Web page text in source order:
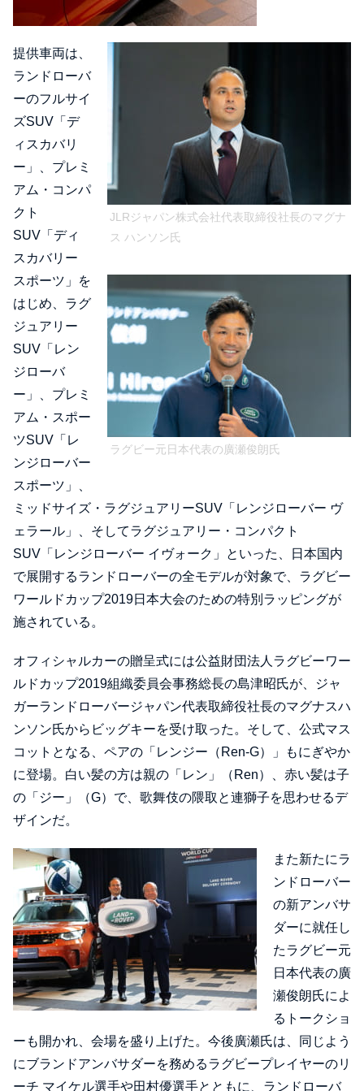
JLRジャパン株式会社代表取締役社長のマグナ
ス ハンソン氏
ラグビー元日本代表の廣瀬俊朗氏
提供車両は、
ランドローバ
ーのフルサイ
ズSUV「デ
ィスカバリ
ー」、プレミ
アム・コンパ
クト
SUV「ディ
スカバリー
スポーツ」を
はじめ、ラグ
ジュアリー
SUV「レン
ジローバ
ー」、プレミ
アム・スポー
ツSUV「レ
ンジローバー
スポーツ」、
ミッドサイズ・ラグジュアリーSUV「レンジローバー ヴ
ェラール」、そしてラグジュアリー・コンパクト
SUV「レンジローバー イヴォーク」といった、日本国内
で展開するランドローバーの全モデルが対象で、ラグビー
ワールドカップ2019日本大会のための特別ラッピングが
施されている。
オフィシャルカーの贈呈式には公益財団法人ラグビーワー
ルドカップ2019組織委員会事務総長の島津昭氏が、ジャ
ガーランドローバージャパン代表取締役社長のマグナスハ
ンソン氏からビッグキーを受け取った。そして、公式マス
コットとなる、ペアの「レンジー（Ren-G）」もにぎやか
に登場。白い髪の方は親の「レン」（Ren）、赤い髪は子
の「ジー」（G）で、歌舞伎の隈取と連獅子を思わせるデ
ザインだ。
また新たにラ
ンドローバー
の新アンバサ
ダーに就任し
たラグビー元
日本代表の廣
瀬俊朗氏によ
るトークショ
ーも開かれ、会場を盛り上げた。今後廣瀬氏は、同じよう
にブランドアンバサダーを務めるラグビープレイヤーのリ
ーチ マイケル選手や田村優選手とともに、ランドローバ